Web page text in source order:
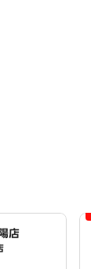
店